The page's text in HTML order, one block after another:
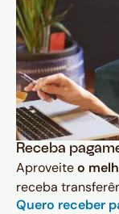
Receba
Aproveiteo
receba
Quero receber